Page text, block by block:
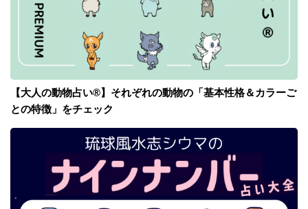
【大人の動物占い®】それぞれの動物の「基本性格＆カラーご
との特徴」をチェック